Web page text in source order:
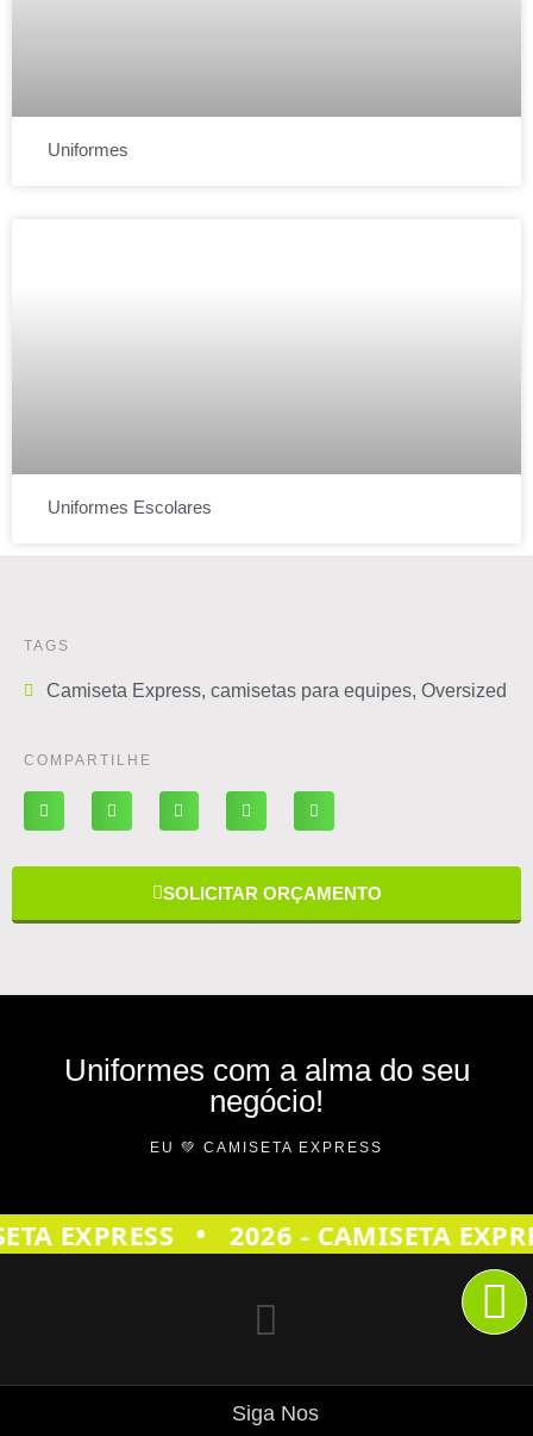
Uniformes
Uniformes Escolares
TAGS
Camiseta Express, camisetas para equipes, Oversized
COMPARTILHE
SOLICITAR ORÇAMENTO
Uniformes com a alma do seu
negócio!
EU 💚 CAMISETA EXPRESS
EXPRESS 2026 - CAMISETA
Siga Nos